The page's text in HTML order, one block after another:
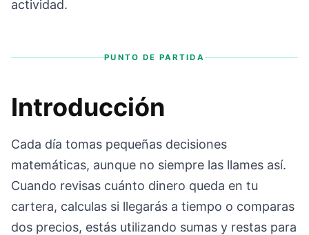
actividad.
PUNTO DE PARTIDA
Introducción
Cada día tomas pequeñas decisiones
matemáticas, aunque no siempre las llames así.
Cuando revisas cuánto dinero queda en tu
cartera, calculas si llegarás a tiempo o comparas
dos precios, estás utilizando sumas y restas para